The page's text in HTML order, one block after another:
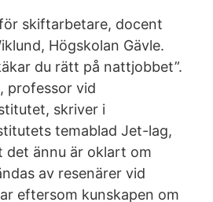
skiftarbetare, docent
Högskolan Gävle.
du rätt på nattjobbet”.
professor vid
skriver i
temablad Jet-lag,
ännu är oklart om
av resenärer vid
eftersom kunskapen om